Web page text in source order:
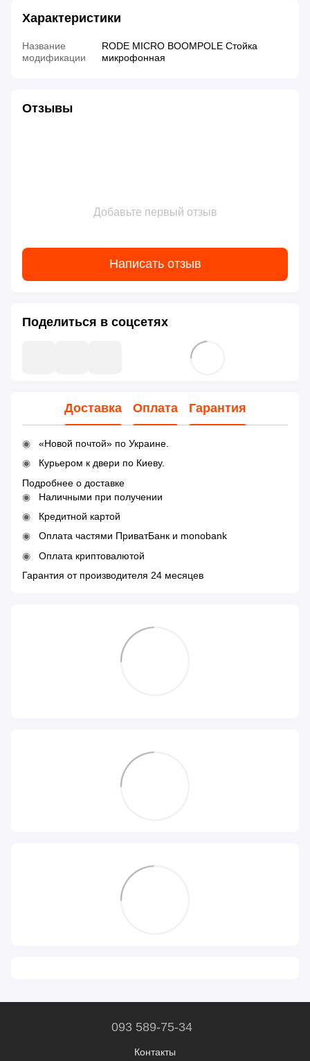
Характеристики
Название
модификации
RODE MICRO BOOMPOLE Стойка
микрофонная
Отзывы
Добавьте первый отзыв
Написать отзыв
Поделиться в соцсетях
Доставка Оплата Гарантия
«Новой почтой» по Украине.
Курьером к двери по Киеву.
Подробнее о доставке
Наличными при получении
Кредитной картой
Оплата частями ПриватБанк и monobank
Оплата криптовалютой
Гарантия от производителя 24 месяцев
093 589-75-34
Контакты